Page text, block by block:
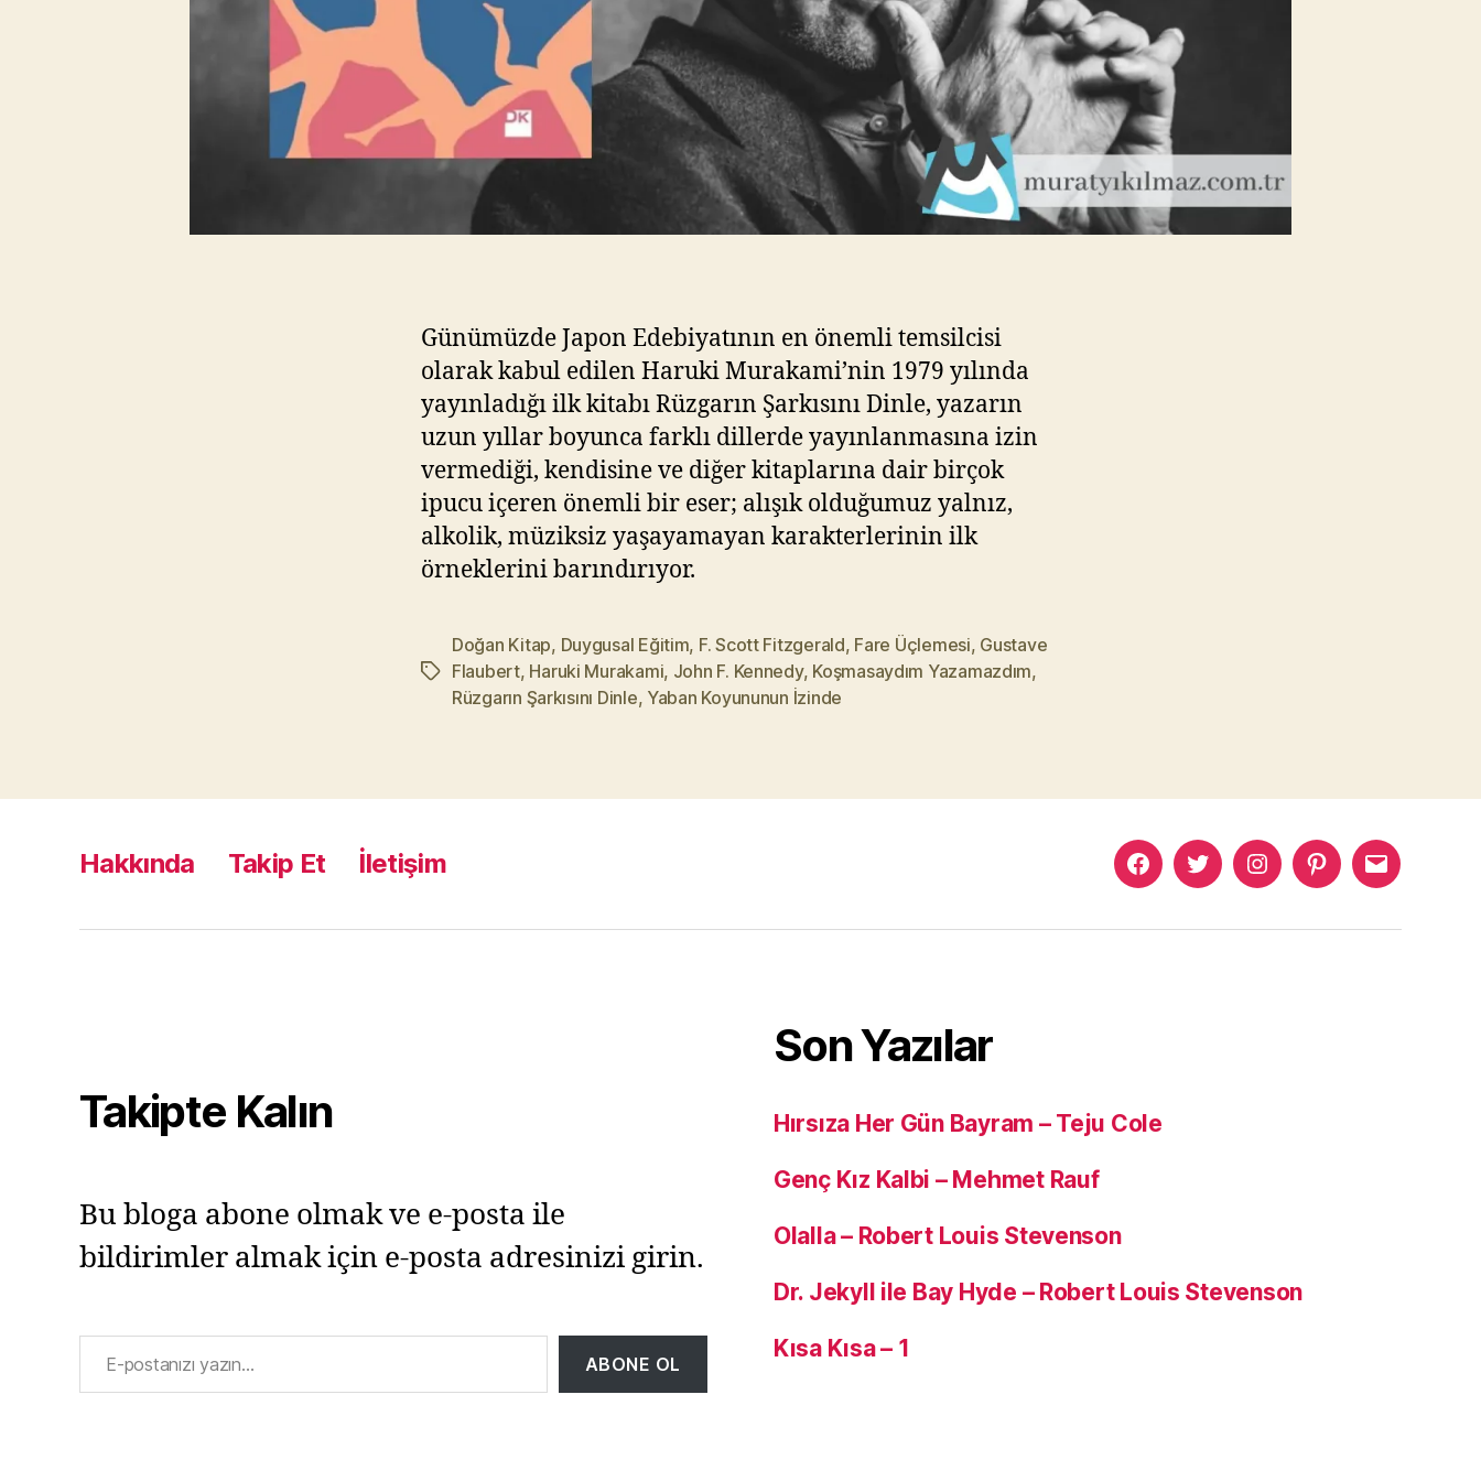
Günümüzde Japon Edebiyatının en önemli temsilcisi
olarak kabul edilen Haruki Murakami’nin 1979 yılında
yayınladığı ilk kitabı Rüzgarın Şarkısını Dinle, yazarın
uzun yıllar boyunca farklı dillerde yayınlanmasına izin
vermediği, kendisine ve diğer kitaplarına dair birçok
ipucu içeren önemli bir eser; alışık olduğumuz yalnız,
alkolik, müziksiz yaşayamayan karakterlerinin ilk
örneklerini barındırıyor.
Etiketler
Doğan Kitap, Duygusal Eğitim, F. Scott Fitzgerald, Fare Üçlemesi, Gustave
Flaubert, Haruki Murakami, John F. Kennedy, Koşmasaydım Yazamazdım,
Rüzgarın Şarkısını Dinle, Yaban Koyununun İzinde
Hakkında Takip Et İletişim
Murat
Facebook
Murat
Twitter
Murat
Instagram
PinterestMurat
Mail
Takipte Kalın
Bu bloga abone olmak ve e-posta ile
bildirimler almak için e-posta adresinizi girin.
E-postanızı yazın…
ABONE OL
Son Yazılar
Hırsıza Her Gün Bayram – Teju Cole
Genç Kız Kalbi – Mehmet Rauf
Olalla – Robert Louis Stevenson
Dr. Jekyll ile Bay Hyde – Robert Louis Stevenson
Kısa Kısa – 1